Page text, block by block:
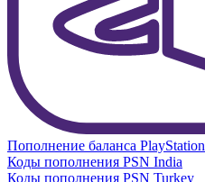
Пополнение баланса PlayStation
Коды пополнения PSN India
Коды пополнения PSN Turkey